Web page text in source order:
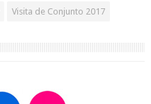
Visita de Conjunto 2017